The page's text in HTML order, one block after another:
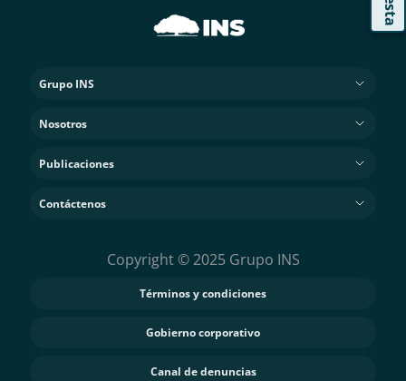
Grupo INS
Nosotros
Publicaciones
Contáctenos
Copyright © 2025 Grupo INS
Términos y condiciones
Gobierno corporativo
Canal de denuncias